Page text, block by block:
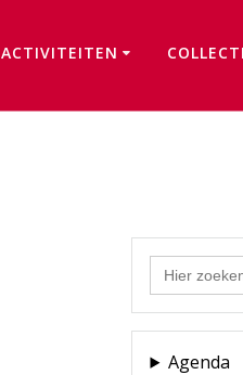
ACTIVITEITEN
Zoek
naar:
Agenda